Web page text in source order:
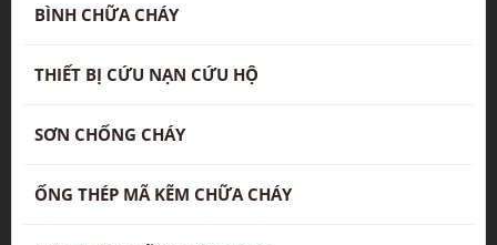
BÌNH CHỮA CHÁY
THIẾT BỊ CỨU NẠN CỨU HỘ
SƠN CHỐNG CHÁY
ỐNG THÉP MÃ KẼM CHỮA CHÁY